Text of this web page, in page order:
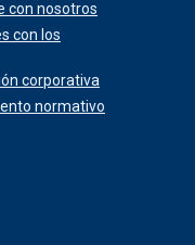
con nosotros
con los
corporativa
normativo